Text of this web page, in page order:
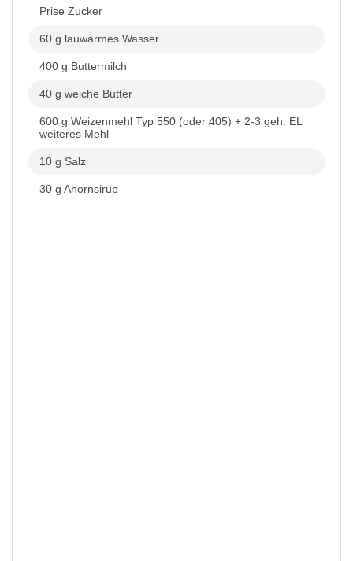
Prise Zucker
60 g lauwarmes Wasser
400 g Buttermilch
40 g weiche Butter
600 g Weizenmehl Typ 550 (oder 405) + 2-3 geh. EL
weiteres Mehl
10 g Salz
30 g Ahornsirup